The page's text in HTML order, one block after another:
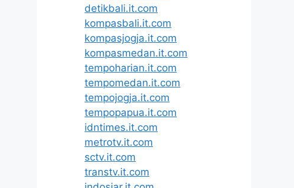
detikbali.it.com
kompasbali.it.com
kompasjogja.it.com
kompasmedan.it.com
tempoharian.it.com
tempomedan.it.com
tempojogja.it.com
tempopapua.it.com
idntimes.it.com
metrotv.it.com
sctv.it.com
transtv.it.com